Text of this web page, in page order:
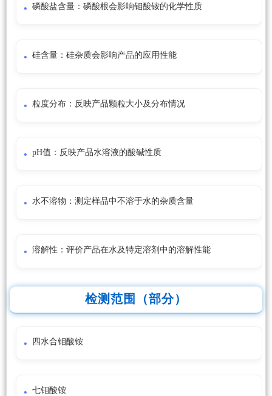
磷酸盐含量：磷酸根会影响钼酸铵的化学性质
硅含量：硅杂质会影响产品的应用性能
粒度分布：反映产品颗粒大小及分布情况
pH值：反映产品水溶液的酸碱性质
水不溶物：测定样品中不溶于水的杂质含量
溶解性：评价产品在水及特定溶剂中的溶解性能
检测范围（部分）
四水合钼酸铵
七钼酸铵